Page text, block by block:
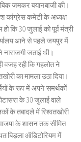
जमकर बयानबाजी की।
कांग्रेस कमेटी के अध्यक्ष
कि 30 जुलाई को पूर्व मंत्री
आने से पहले जयपुर में
जताई थी।
वजह रही कि गहलोत ने
का मामला उठा दिया।
के रूप में अपने समर्थकों
के 30 जुलाई वाले
के तबादले में रिश्वतखोरी
के शासन तक सीमित
बिड़ला ऑडिटोरियम में